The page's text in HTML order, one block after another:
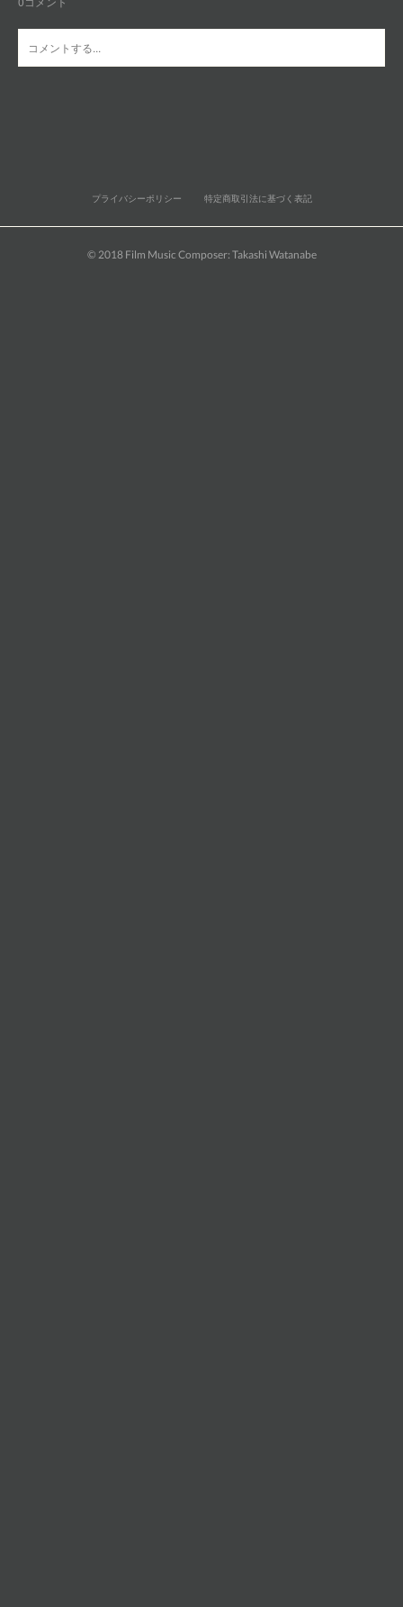
プライバシーポリシー 特定商取引法に基づく表記
© 2018 Film Music Composer: Takashi Watanabe